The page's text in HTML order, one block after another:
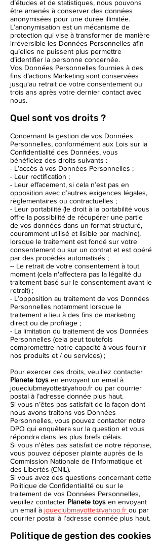
d’études et de statistiques, nous pouvons
être amenés à conserver des données
anonymisées pour une durée illimitée.
L’anonymisation est un mécanisme de
protection qui vise à transformer de manière
irréversible les Données Personnelles afin
qu’elles ne puissent plus permettre
d’identifier la personne concernée.
Vos Données Personnelles fournies à des
fins d’actions Marketing sont conservées
jusqu'au retrait de votre consentement ou
trois ans après votre dernier contact avec
nous.
Quel sont vos droits ?
Concernant la gestion de vos Données
Personnelles, conformément aux Lois sur la
Confidentialité des Données, vous
bénéficiez des droits suivants :
- L’accès à vos Données Personnelles ;
- Leur rectification ;
- Leur effacement, si cela n’est pas en
opposition avec d’autres exigences légales,
règlementaires ou contractuelles ;
- Leur portabilité (le droit à la portabilité vous
offre la possibilité de récupérer une partie
de vos données dans un format structuré,
couramment utilisé et lisible par machine),
lorsque le traitement est fondé sur votre
consentement ou sur un contrat et est opéré
par des procédés automatisés ;
-- Le retrait de votre consentement à tout
moment (cela n'affectera pas la légalité du
traitement basé sur le consentement avant le
retrait) ;
- L’opposition au traitement de vos Données
Personnelles notamment lorsque le
traitement a lieu à des fins de marketing
direct ou de profilage ;
- La limitation du traitement de vos Données
Personnelles (cela peut toutefois
compromettre notre capacité à vous fournir
nos produits et / ou services) ;
Pour exercer ces droits, veuillez contacter
Planete toys en envoyant un email à
joueclubmayotte@yahoo.fr ou par courrier
postal à l’adresse donnée plus haut.
Si vous n’êtes pas satisfait de la façon dont
nous avons traitons vos Données
Personnelles, vous pouvez contacter notre
DPO qui enquêtera sur la question et vous
répondra dans les plus brefs délais.
Si vous n'êtes pas satisfait de notre réponse,
vous pouvez déposer plainte auprès de la
Commission Nationale de l'Informatique et
des Libertés (CNIL).
Si vous avez des questions concernant cette
Politique de Confidentialité ou sur le
traitement de vos Données Personnelles,
veuillez contacter Planete toys en envoyant
un email à joueclubmayotte@yahoo.fr ou par
courrier postal à l’adresse donnée plus haut.
Politique de gestion des cookies